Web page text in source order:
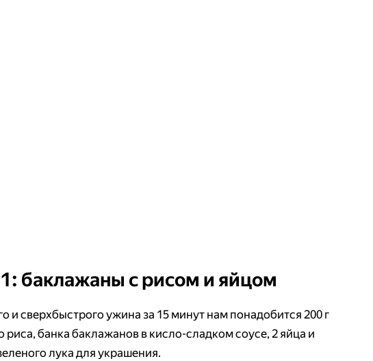
баклажаны с рисом и яйцом
и сверхбыстрого ужина за 15 минут нам понадобится 200 г
риса, банка баклажанов в кисло-сладком соусе, 2 яйца и
лука для украшения.